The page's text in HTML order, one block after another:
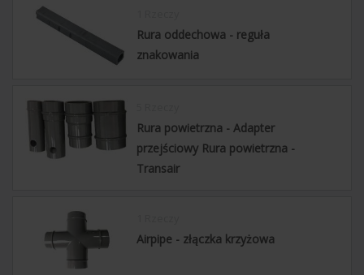
Rura oddechowa - reguła
znakowania
Rura powietrzna - Adapter
przejściowy Rura powietrzna -
Transair
Airpipe - złączka krzyżowa